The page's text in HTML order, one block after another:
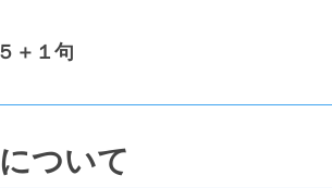
＋１句
ついて